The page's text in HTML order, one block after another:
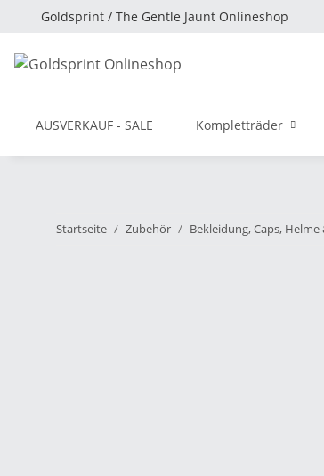
Goldsprint / The Gentle Jaunt Onlineshop
AUSVERKAUF - SALE Kompletträder
Startseite Zubehör Bekleidung, Caps,